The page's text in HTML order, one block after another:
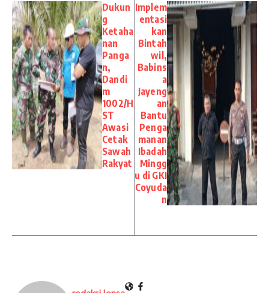
Dukun
g
Ketaha
nan
Panga
n,
Dandi
m
1002/H
ST
Awasi
Cetak
Sawah
Rakyat
Implem
entasi
kan
Bintah
wil,
Babins
a
Jayeng
an
Bantu
Penga
manan
Ibadah
Mingg
u di GKI
Coyuda
n